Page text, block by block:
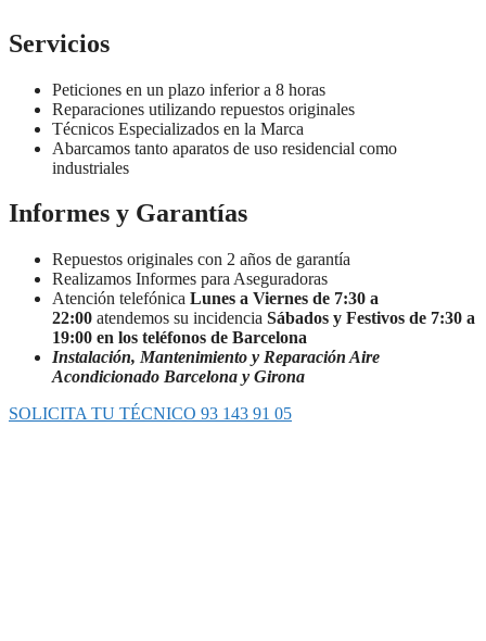
Servicios
Peticiones en un plazo inferior a 8 horas
Reparaciones utilizando repuestos originales
Técnicos Especializados en la Marca
Abarcamos tanto aparatos de uso residencial como
industriales
Informes y Garantías
Repuestos originales con 2 años de garantía
Realizamos Informes para Aseguradoras
Atención telefónica Lunes a Viernes de 7:30 a
22:00 atendemos su incidencia Sábados y Festivos de 7:30 a
19:00 en los teléfonos de Barcelona
Instalación, Mantenimiento y Reparación Aire
Acondicionado Barcelona y Girona
SOLICITA TU TÉCNICO 93 143 91 05